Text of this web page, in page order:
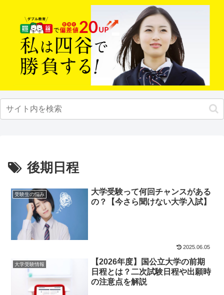
後期日程
受験生の悩み
大学受験って何回チャンスがある
の？【今さら聞けない大学入試】
2025.06.05
大学受験情報
【2026年度】国公立大学の前期
日程とは？二次試験日程や出願時
の注意点を解説